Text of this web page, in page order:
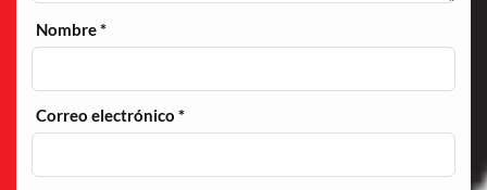
Nombre*
Correo electrónico*